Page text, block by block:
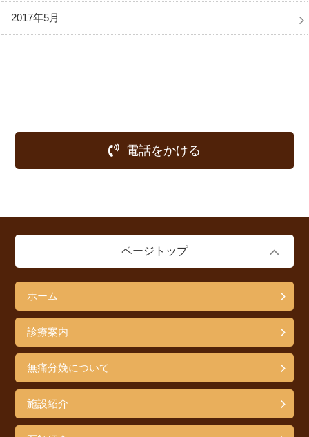
2017年5月
電話をかける
ページトップ
ホーム
診療案内
無痛分娩について
施設紹介